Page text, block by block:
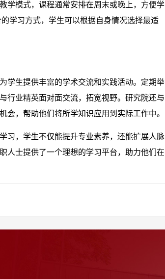
学模式，课程通常安排在周末或晚上，方便学
学习方式，学生可以根据自身情况选择最适
学生提供丰富的学术交流和实践活动。定期举
行业精英面对面交流，拓宽视野。研究院还与
会，帮助他们将所学知识应用到实际工作中。
习，学生不仅能提升专业素养，还能扩展人脉
人士提供了一个理想的学习平台，助力他们在